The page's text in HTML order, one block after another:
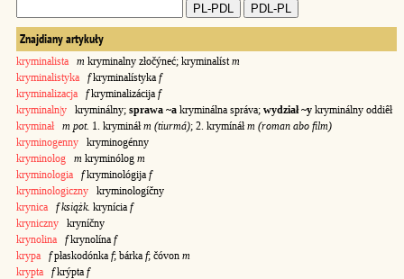
Znajdiany artykuły
kryminalista m kryminalny złočýneć; kryminalíst m
kryminalistyka
fkryminalístyka f
kryminalizacja
fkryminalizácija f
kryminaln|y kryminálny; sprawa ~a kryminálna správa; wydział ~y kryminálny oddiêł
kryminał
m pot. 1. krymináłm (tiurmá); 2. krymínáłm (roman abo film)
kryminogenny kryminogénny
kryminolog
m kryminólog m
kryminologia
fkryminológija f
kryminologiczny kryminologíčny
krynica
f książk. krynícia f
kryniczny kryníčny
krynolina
fkrynolína f
krypa
fpłaskodónka f; bárka f; čóvon m
krypta
fkrýpta f